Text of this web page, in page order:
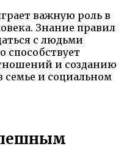
важную роль в
Знание правил
с людьми
способствует
и созданию
и социальном